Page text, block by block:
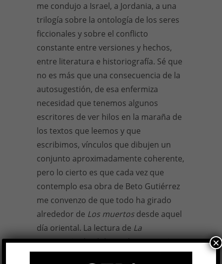
me condujo a Israel, a Jordania, a una
trilogía sobre la ontología de los seres
ficcionales y sobre el conflicto
constante entre versiones y hechos,
entre literatura e historiografía. Sé que
no es más que una consecuencia de la
autosugestión, de esa enfermiza
necesidad que tenemos algunos
escritores de ver hilos en la maraña de
los textos que leemos y que
escribimos, vínculos que dibujen un
conjunto aproximadamente coherente,
pero lo cierto es que cada vez que
contemplo esa obra de Beto Gutiérrez
me convenzo de que todo ha girado
alrededor de Los muertos desde aquel
día oriental. La lectura de La
contravida, de Philip Roth,Lost Girlsy
×